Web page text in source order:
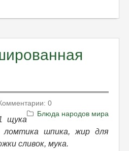
0
Блюда народов мира
щука
шпика, жир для
сливок, мука.